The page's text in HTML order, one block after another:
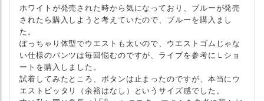
ホワイトが発売された時から気になっており、ブルーが発売
されたら購入しようと考えていたので、ブルーを購入まし
た。
ぽっちゃり体型でウエストも太いので、ウエストゴムじゃな
い仕様のパンツは毎回悩むのですが、ライブを参考にＬショ
ートを購入しました。
試着してみたところ、ボタンは止まったのですが、本当にウ
エストピッタリ（余裕はなし）というサイズ感でした。